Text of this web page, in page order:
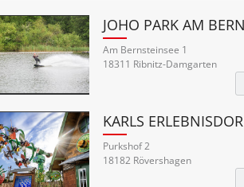
JOHO PARK AM
Am Bernsteinsee 1
18311 Ribnitz-Damgarten
KARLS
Purkshof 2
18182 Rövershagen